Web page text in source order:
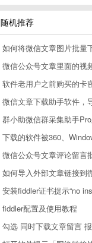
随机推荐
如何将微信文章图片批量
微信公众号文章里面的视频和音
软件老用户之前购买的卡
微信文章下载助手软件，导出微信文章
群小助微信群采集助手
下载的软件被360、Windows10自带的Windows
微信公众号文章评论留言
如何导入外部文章链接到微信文章导出
安装fiddler证书提示“no installed
fiddler配置及使用教程
勾选 同时下载文章留言 报错「公众号主页